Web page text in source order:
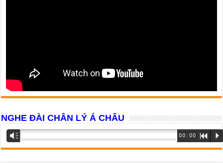
NGHE ĐÀI CHÂN LÝ Á CHÂU
Trình
phát
âm
Vm 00:00 R P